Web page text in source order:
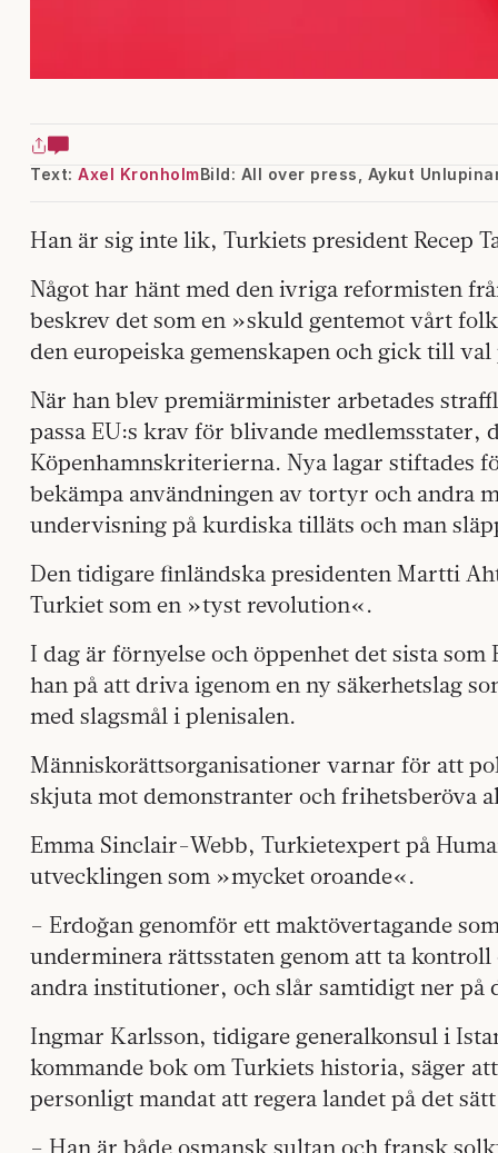
Text: Axel KronholmBild: All over press, Aykut
Han är sig inte lik, Turkiets president Recep
Något har hänt med den ivriga reformisten
beskrev det som en »skuld gentemot vårt
den europeiska gemenskapen och gick till
När han blev premiärminister arbetades
passa EU:s krav för blivande medlemsstater,
Köpenhamnskriterierna. Nya lagar stiftades
bekämpa användningen av tortyr och andra
undervisning på kurdiska tilläts och man
Den tidigare finländska presidenten Martti
Turkiet som en »tyst revolution«.
I dag är förnyelse och öppenhet det sista
han på att driva igenom en ny säkerhetslag
med slagsmål i plenisalen.
Människorättsorganisationer varnar för att
skjuta mot demonstranter och frihetsberöva
Emma Sinclair-Webb, Turkietexpert på
utvecklingen som »mycket oroande«.
– Erdoğan genomför ett maktövertagande
underminera rättsstaten genom att ta
andra institutioner, och slår samtidigt ner
Ingmar Karlsson, tidigare generalkonsul i
kommande bok om Turkiets historia, säger
personligt mandat att regera landet på det
– Han är både osmansk sultan och fransk